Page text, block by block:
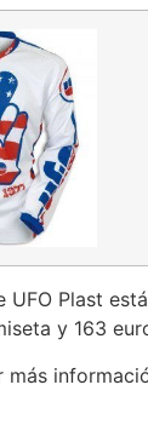
UFO Plast
y 163
más